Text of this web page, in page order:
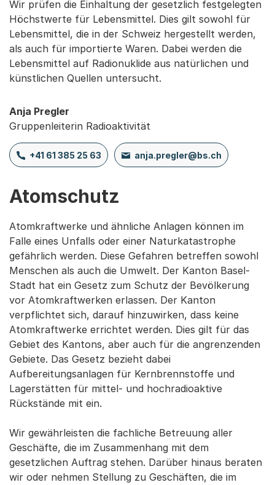
Wir prüfen die Einhaltung der gesetzlich festgelegten
Höchstwerte für Lebensmittel. Dies gilt sowohl für
Lebensmittel, die in der Schweiz hergestellt werden,
als auch für importierte Waren. Dabei werden die
Lebensmittel auf Radionuklide aus natürlichen und
künstlichen Quellen untersucht.
Anja Pregler
Gruppenleiterin Radioaktivität
+41 61 385 25 63 anja.pregler@bs.ch
Atomschutz
Atomkraftwerke und ähnliche Anlagen können im
Falle eines Unfalls oder einer Naturkatastrophe
gefährlich werden. Diese Gefahren betreffen sowohl
Menschen als auch die Umwelt. Der Kanton Basel-
Stadt hat ein Gesetz zum Schutz der Bevölkerung
vor Atomkraftwerken erlassen. Der Kanton
verpflichtet sich, darauf hinzuwirken, dass keine
Atomkraftwerke errichtet werden. Dies gilt für das
Gebiet des Kantons, aber auch für die angrenzenden
Gebiete. Das Gesetz bezieht dabei
Aufbereitungsanlagen für Kernbrennstoffe und
Lagerstätten für mittel- und hochradioaktive
Rückstände mit ein.
Wir gewährleisten die fachliche Betreuung aller
Geschäfte, die im Zusammenhang mit dem
gesetzlichen Auftrag stehen. Darüber hinaus beraten
wir oder nehmen Stellung zu Geschäften, die im